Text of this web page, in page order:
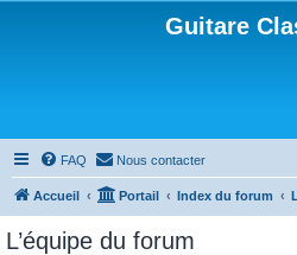
Guitare
FAQ Nous contacter
Accueil Portail Index du forum
L’équipe du forum